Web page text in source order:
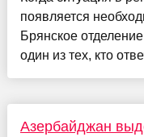
появляется
Брянское
один из тех, кто
Азербайджан